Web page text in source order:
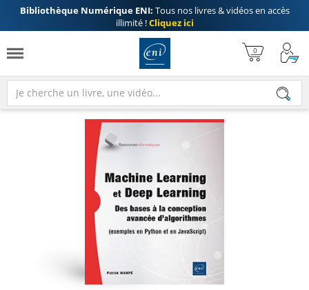
Bibliothèque Numérique ENI: Tous nos livres & vidéos en accès
illimité !Cliquez ici